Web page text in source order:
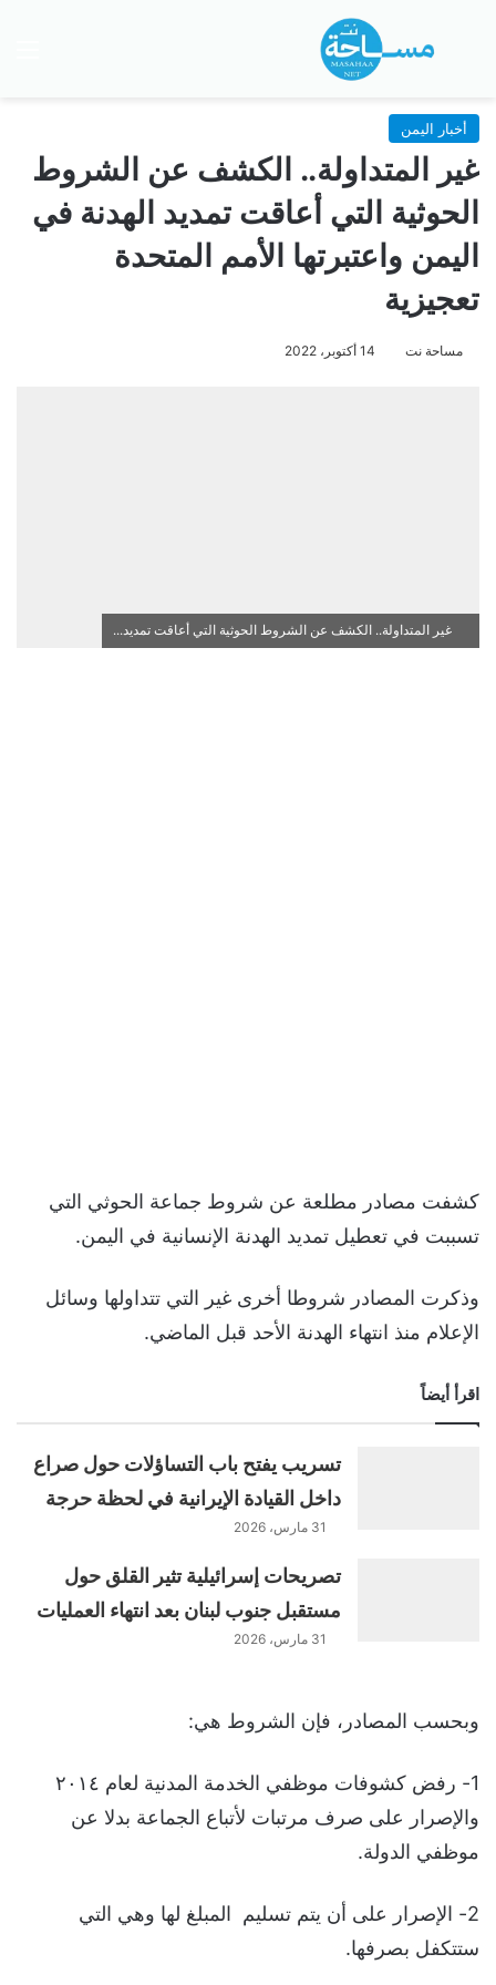
بحث عن
أخبار اليمن
غير المتداولة.. الكشف عن الشروط
الحوثية التي أعاقت تمديد الهدنة في
اليمن واعتبرتها الأمم المتحدة
تعجيزية
مساحة نت 14 أكتوبر، 2022
غير المتداولة.. الكشف عن الشروط الحوثية التي أعاقت تمديد...
كشفت مصادر مطلعة عن شروط جماعة الحوثي التي
تسببت في تعطيل تمديد الهدنة الإنسانية في اليمن.
وذكرت المصادر شروطا أخرى غير التي تتداولها وسائل
الإعلام منذ انتهاء الهدنة الأحد قبل الماضي.
اقرأ أيضاً
تسريب يفتح باب التساؤلات حول صراع
داخل القيادة الإيرانية في لحظة حرجة
31 مارس، 2026
تصريحات إسرائيلية تثير القلق حول
مستقبل جنوب لبنان بعد انتهاء العمليات
31 مارس، 2026
وبحسب المصادر، فإن الشروط هي:
1- رفض كشوفات موظفي الخدمة المدنية لعام ٢٠١٤
والإصرار على صرف مرتبات لأتباع الجماعة بدلا عن
موظفي الدولة.
2- الإصرار على أن يتم تسليم المبلغ لها وهي التي
ستتكفل بصرفها.